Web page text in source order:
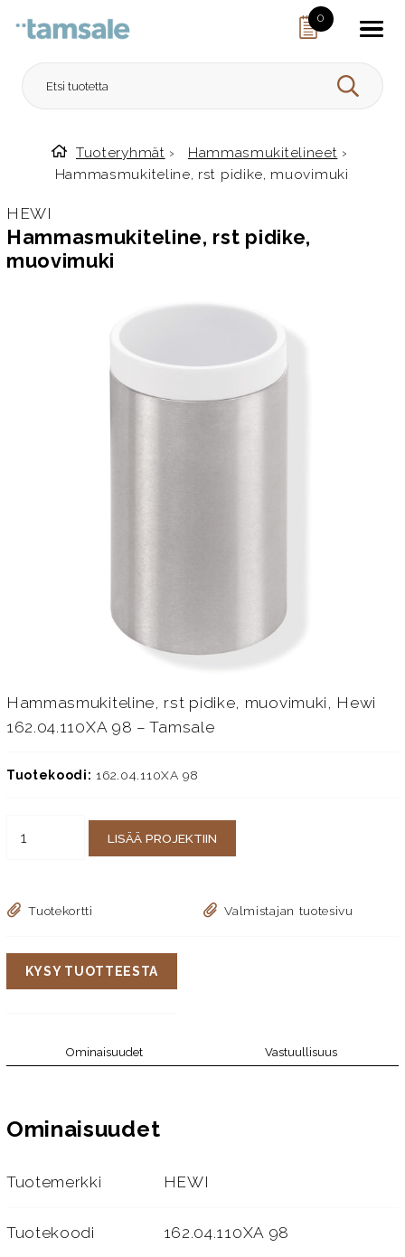
0
HAE
Etusivulle
Tuoteryhmät › Hammasmukitelineet ›
Hammasmukiteline, rst pidike, muovimuki
HEWI
Hammasmukiteline, rst pidike,
muovimuki
Hammasmukiteline, rst pidike, muovimuki, Hewi
162.04.110XA 98 – Tamsale
Tuotekoodi: 162.04.110XA 98
LISÄÄ PROJEKTIIN
Tuotekortti Valmistajan tuotesivu
KYSY TUOTTEESTA
Ominaisuudet Vastuullisuus
Ominaisuudet
Tuotemerkki HEWI
Tuotekoodi 162.04.110XA 98